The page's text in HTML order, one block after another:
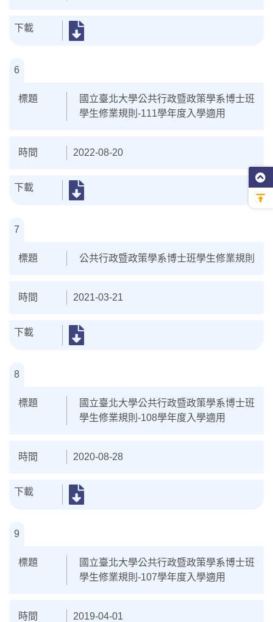
6
國立臺北大學公共行政暨政策學系博士班
學生修業規則-111學年度入學適用
2022-08-20
7
公共行政暨政策學系博士班學生修業規則
2021-03-21
8
國立臺北大學公共行政暨政策學系博士班
學生修業規則-108學年度入學適用
2020-08-28
9
國立臺北大學公共行政暨政策學系博士班
學生修業規則-107學年度入學適用
2019-04-01